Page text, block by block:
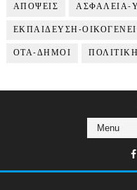
ΑΠΟΨΕΙΣ ΑΣΦΑΛΕΙΑ-
ΕΚΠΑΙΔΕΥΣΗ-
ΟΤΑ-ΔΗΜΟΙ ΠΟΛΙΤΙΚΗ